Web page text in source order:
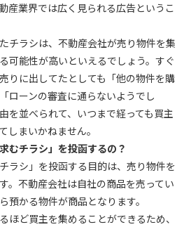
産業界では広く見られる広告というこ
チラシは、不動産会社が売り物件を集
可能性が高いといえるでしょう。すぐ
りに出してたとしても「他の物件を購
ローンの審査に通らないようでし
並べられて、いつまで経っても買主
しまいかねません。
むチラシ」を投函するの？
ラシ」を投函する目的は、売り物件を
。不動産会社は自社の商品を売ってい
預かる物件が商品となります。
ほど買主を集めることができるため、